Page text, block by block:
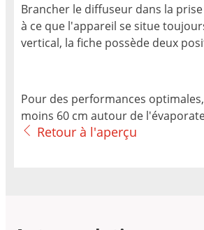
Brancher le diffuseur dans la
à ce que l'appareil se situe
vertical, la fiche possède deux
Pour des performances
moins 60 cm autour de
Retour à l'aperçu